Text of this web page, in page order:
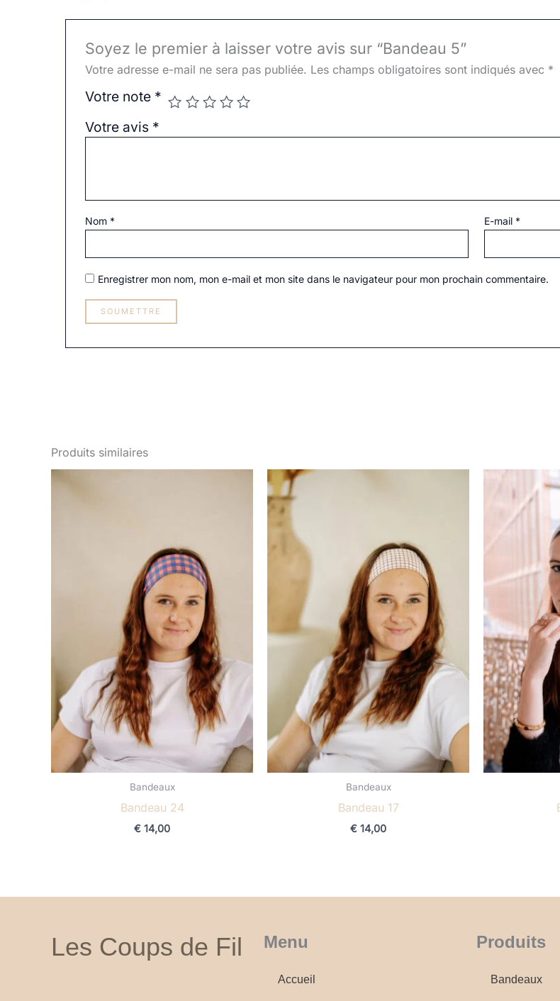
Soyez le premier à laisser votre avis sur “Bandeau 5”
Votre adresse e-mail ne sera pas publiée. Les champs obligatoires sont indiqués avec *
Votre note *
Votre avis *
Nom * E-mail *
Enregistrer mon nom, mon e-mail et mon site dans le navigateur pour mon prochain commentaire.
Produits similaires
Bandeaux
Bandeau 24
€ 14,00
Bandeaux
Bandeau 17
€ 14,00
Les Coups de Fil Menu
Accueil
Produits
Bandeaux